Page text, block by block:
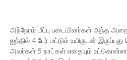
அந்நேரம் மீட்பு படையினர்கள் அந்த
ஐந்தில் 4 பேர் மட்டும் உயிருடன்
அவர்கள் 5 நாட்கள் எதையும்